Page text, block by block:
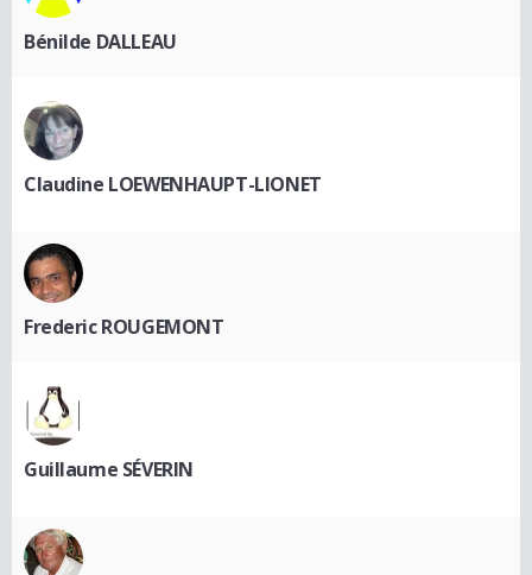
Bénilde DALLEAU
Claudine LOEWENHAUPT-LIONET
Frederic ROUGEMONT
Guillaume SÉVERIN